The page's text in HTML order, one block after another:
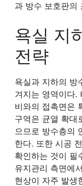
과 방수 보호판의
욕실 지
전략
욕실과 지하의 방
겨지는 영역이다.
비와의 접촉면은
구역은 균열 확대
으므로 방수층의
한다. 또한 시공
확인하는 것이 필
유지관리 측면에
현상이 자주 발생